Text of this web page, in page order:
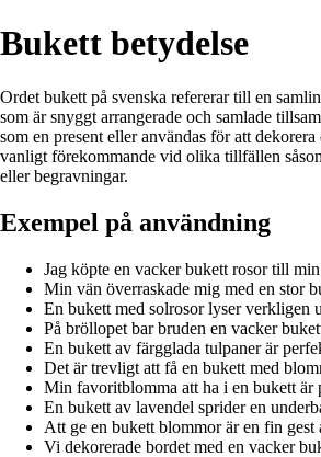
Bukett betydelse
Ordet bukett på svenska refererar till en
som är snyggt arrangerade och samlade
som en present eller användas för att
vanligt förekommande vid olika tillfällen
eller begravningar.
Exempel på användning
Jag köpte en vacker bukett rosor till
Min vän överraskade mig med en stor
En bukett med solrosor lyser verkligen
På bröllopet bar bruden en vacker
En bukett av färgglada tulpaner är
Det är trevligt att få en bukett med
Min favoritblomma att ha i en bukett är
En bukett av lavendel sprider en
Att ge en bukett blommor är en fin gest
Vi dekorerade bordet med en vacker